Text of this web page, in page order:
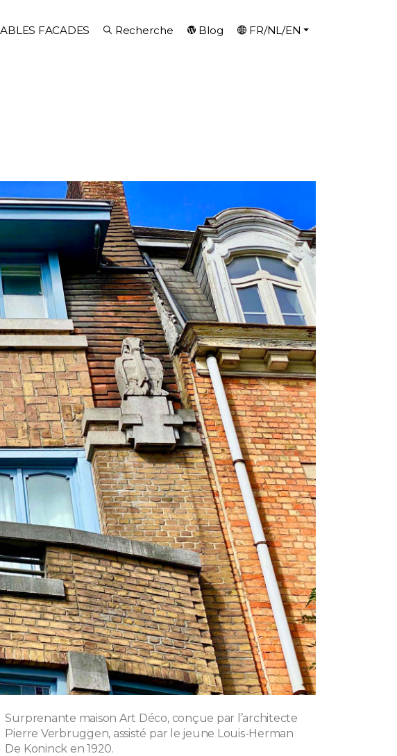
FACADES Recherche Blog FR/NL/EN
Surprenante maison Art Déco, conçue par l’architecte
Pierre Verbruggen, assisté par le jeune Louis-Herman
De Koninck en 1920.